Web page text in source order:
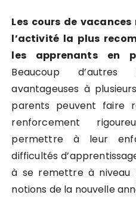
Les cours de
l’activité la plus
les apprenants en
Beaucoup
avantageuses à
parents peuvent faire
renforcement
permettre à leur
difficultés
à se remettre à niveau
notions de la nouvelle